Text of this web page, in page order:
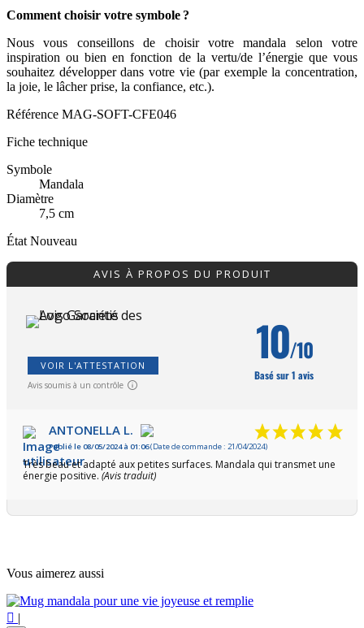
Comment choisir votre symbole ?
Nous vous conseillons de choisir votre mandala selon votre
inspiration ou bien en fonction de la vertu/de l’énergie que vous
souhaitez développer dans votre vie (par exemple la concentration,
la joie, le lâcher prise, la confiance, etc.).
Référence MAG-SOFT-CFE046
Fiche technique
Symbole
Mandala
Diamètre
7,5 cm
État Nouveau
AVIS À PROPOS DU PRODUIT
VOIR L'ATTESTATION
Avis soumis à un contrôle
10/10
Basé sur 1 avis
ANTONELLA L.
Publié le 08/05/2024 à 01:06(Date de commande : 21/04/2024)
Très beau et adapté aux petites surfaces. Mandala qui transmet une
énergie positive. (Avis traduit)
Vous aimerez aussi
 |